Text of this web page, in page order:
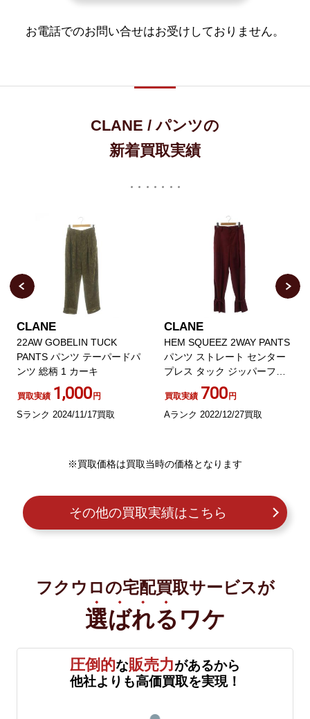
お電話でのお問い合せはお受けしておりません。
CLANE / パンツの
新着買取実績
CLANE
22AW GOBELIN TUCK
PANTS パンツ テーパードパ
ンツ 総柄 1 カーキ
買取実績 1,000円
Sランク 2024/11/17買取
CLANE
HEM SQUEEZ 2WAY PANTS
パンツ ストレート センター
プレス タック ジッパーフラ
イ 1 ワインレッド
買取実績 700円
Aランク 2022/12/27買取
※買取価格は買取当時の価格となります
その他の買取実績はこちら
フクウロの宅配買取サービスが
選ばれる ワケ
圧倒的な販売力があるから
他社よりも高価買取を実現！